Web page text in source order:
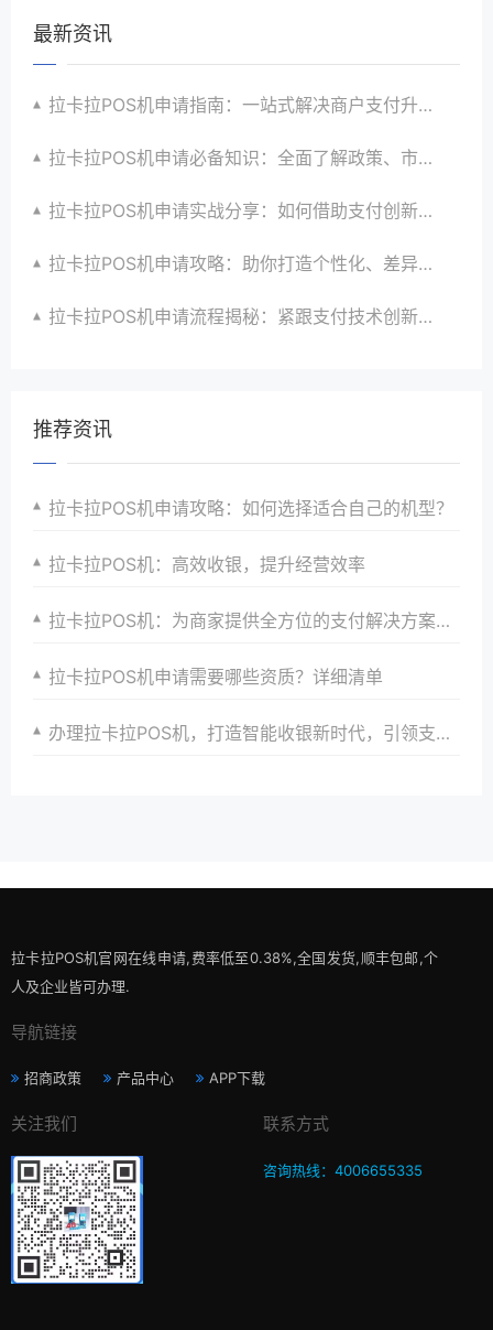
最新资讯
拉卡拉POS机申请指南：一站式解决商户支付升级、智能化与创新需求
拉卡拉POS机申请必备知识：全面了解政策、市场、技术与创新趋势
拉卡拉POS机申请实战分享：如何借助支付创新技术提升商户运营效益与效率
拉卡拉POS机申请攻略：助你打造个性化、差异化支付体验以提升竞争力
拉卡拉POS机申请流程揭秘：紧跟支付技术创新步伐，抢占市场先机
推荐资讯
拉卡拉POS机申请攻略：如何选择适合自己的机型？
拉卡拉POS机：高效收银，提升经营效率
拉卡拉POS机：为商家提供全方位的支付解决方案和服务
拉卡拉POS机申请需要哪些资质？详细清单
办理拉卡拉POS机，打造智能收银新时代，引领支付潮流
拉卡拉POS机官网在线申请,费率低至0.38%,全国发货,顺丰包邮,个
人及企业皆可办理.
导航链接
招商政策 产品中心 APP下载
关注我们 联系方式
咨询热线：4006655335